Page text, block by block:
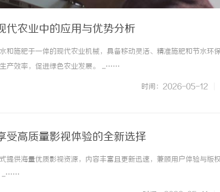
代农业中的应用与优势分析
和施肥于一体的现代农业机械，具备移动灵活、精准施肥和节水环
产效率，促进绿色农业发展。 ...……
时间：2026-05-12
受高质量影视体验的全新选择
提供海量优质影视资源，内容丰富且更新迅速，兼顾用户体验与版
...……